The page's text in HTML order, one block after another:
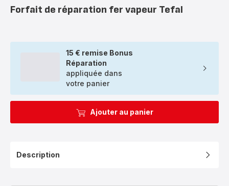
Forfait de réparation fer vapeur Tefal
15 € remise Bonus
Réparation
appliquée dans
votre panier
Ajouter au panier
Description